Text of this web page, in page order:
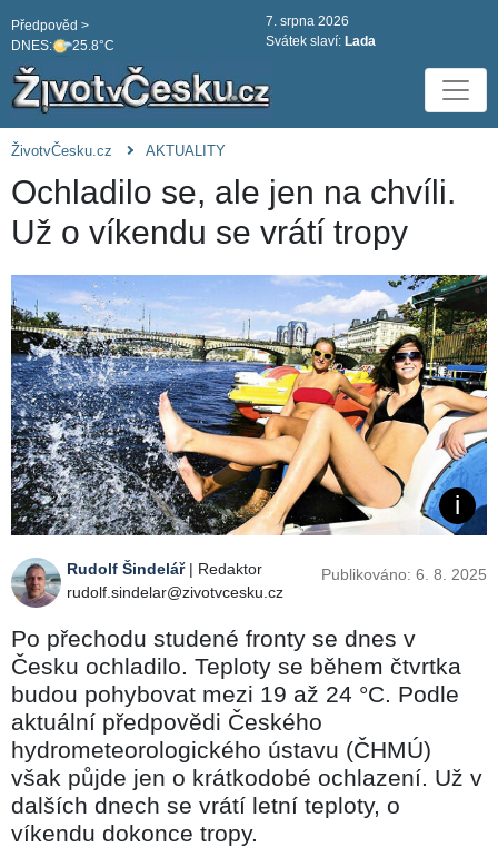
DNES: 25.8°C
Předpověd >
7. srpna 2026
Svátek slaví: Lada
ŽivotvČesku.cz AKTUALITY
Ochladilo se, ale jen na chvíli.
Už o víkendu se vrátí tropy
Rudolf Šindelář| Redaktor
rudolf.sindelar@zivotvcesku.cz
Publikováno: 6. 8. 2025
Po přechodu studené fronty se dnes v
Česku ochladilo. Teploty se během čtvrtka
budou pohybovat mezi 19 až 24 °C. Podle
aktuální předpovědi Českého
hydrometeorologického ústavu (ČHMÚ)
však půjde jen o krátkodobé ochlazení. Už v
dalších dnech se vrátí letní teploty, o
víkendu dokonce tropy.